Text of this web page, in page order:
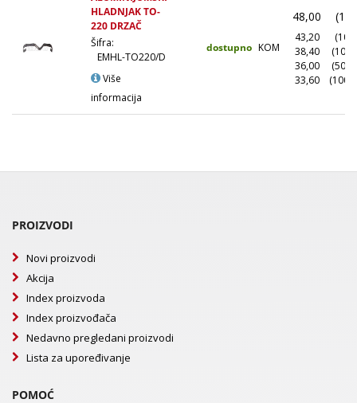
HLADNJAK TO-
220 DRZAČ
Šifra:
EMHL-TO220/D
Više
informacija
dostupno KOM
48,00 (1+)
43,20
(10+)
38,40
36,00
33,60
PROIZVODI
Novi proizvodi
Akcija
Index proizvoda
Index proizvođača
Nedavno pregledani proizvodi
Lista za upoređivanje
POMOĆ